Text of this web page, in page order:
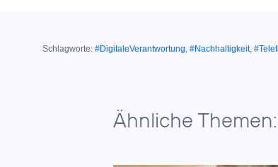
Schlagworte: #DigitaleVerantwortung, #Nachhaltigkeit,
Ähnliche Themen: